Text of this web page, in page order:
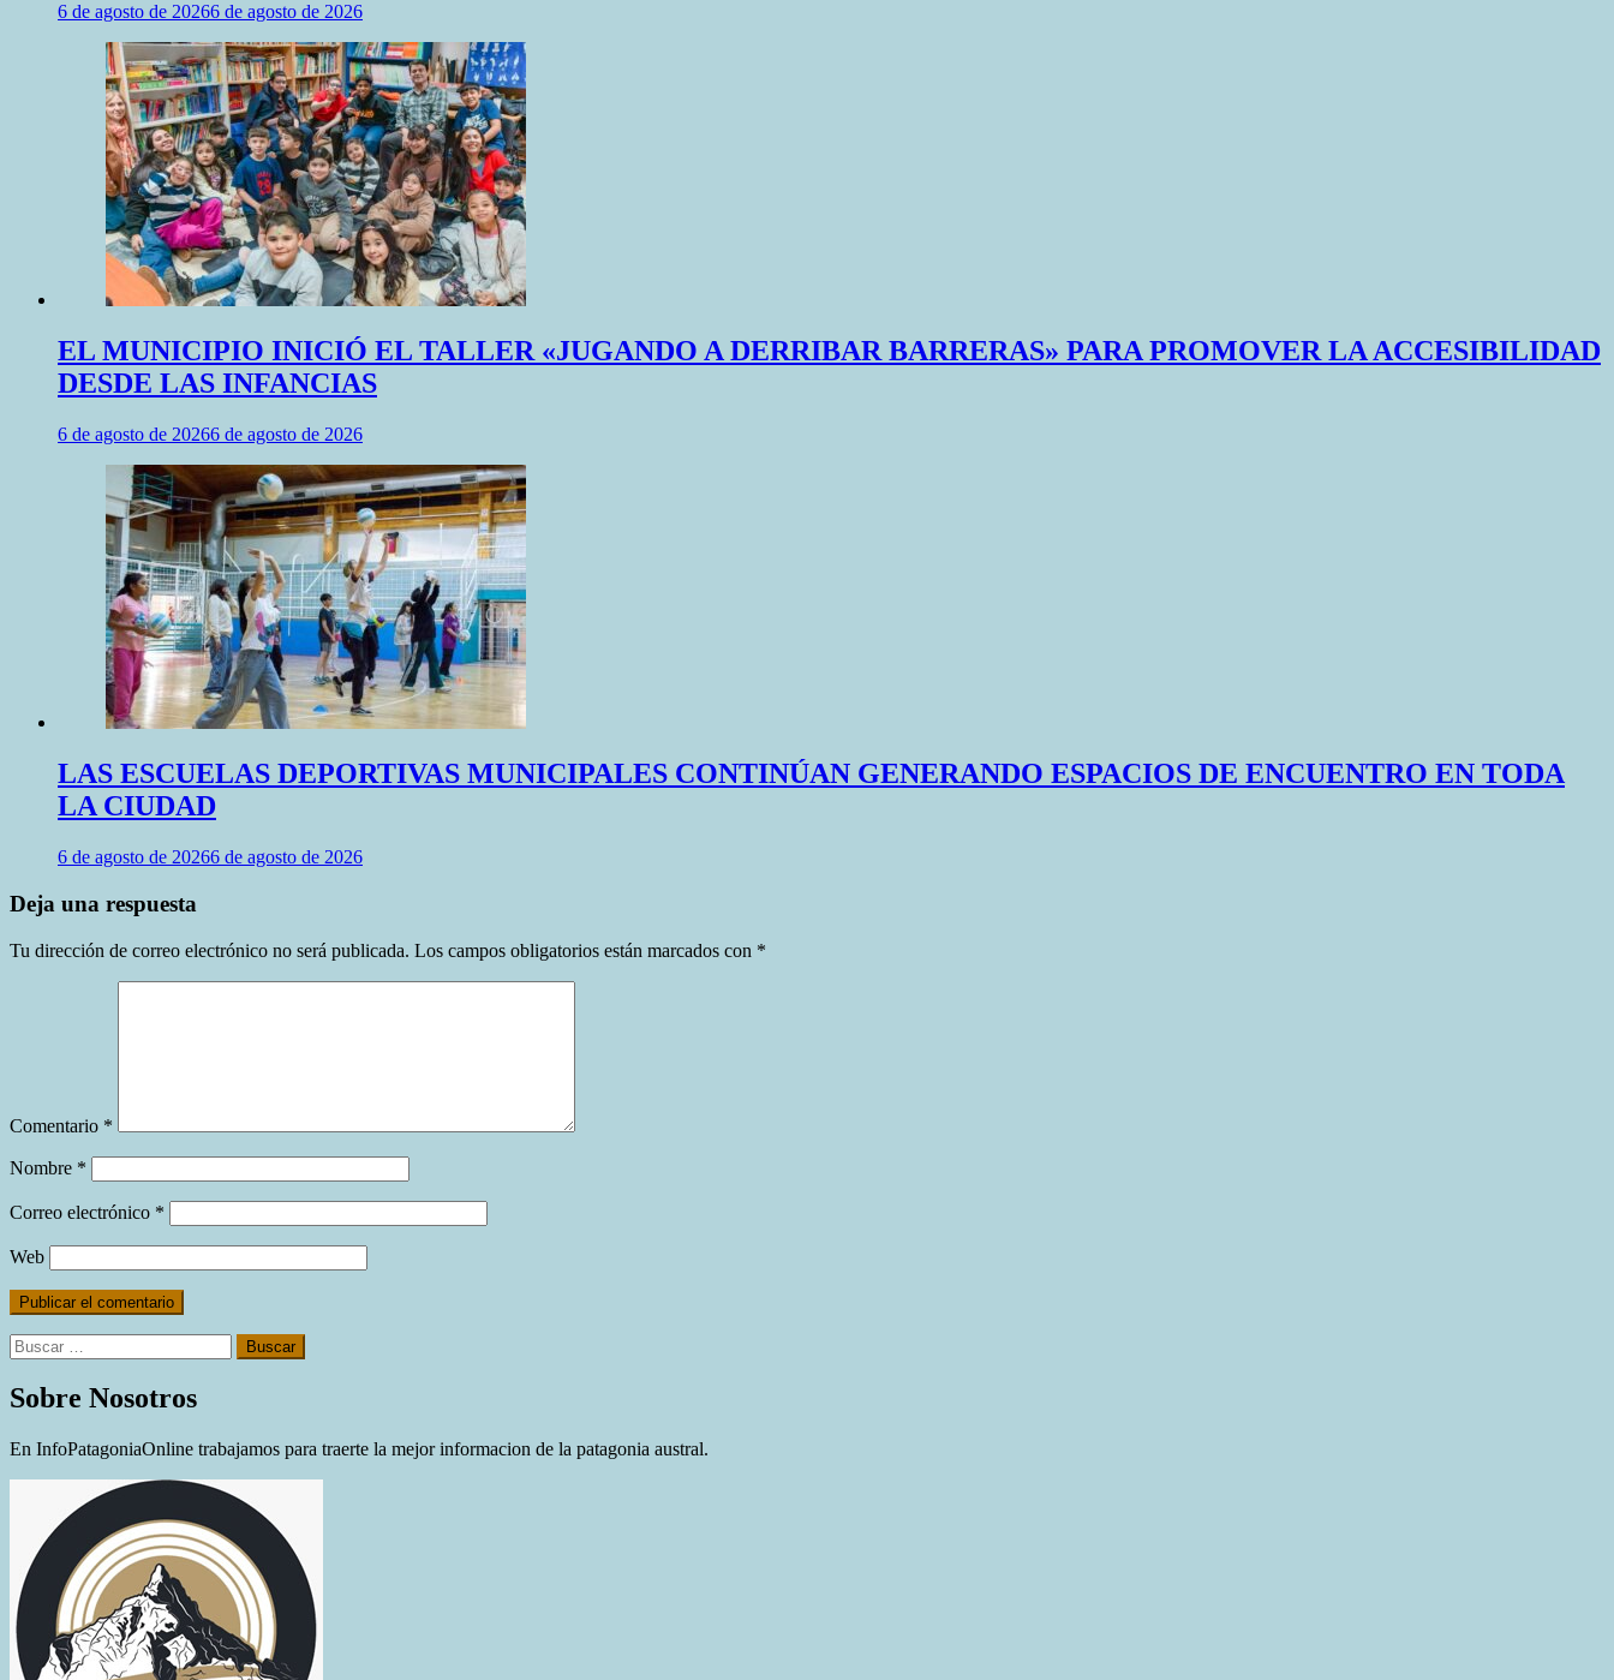
6 de agosto de 20266 de agosto de 2026
EL MUNICIPIO INICIÓ EL TALLER «JUGANDO A DERRIBAR BARRERAS» PARA PROMOVER LA ACCESIBILIDAD
DESDE LAS INFANCIAS
6 de agosto de 20266 de agosto de 2026
LAS ESCUELAS DEPORTIVAS MUNICIPALES CONTINÚAN GENERANDO ESPACIOS DE ENCUENTRO EN TODA
LA CIUDAD
6 de agosto de 20266 de agosto de 2026
Deja una respuesta
Tu dirección de correo electrónico no será publicada. Los campos obligatorios están marcados con *
Comentario *
Nombre *
Correo electrónico *
Web
Buscar:
Sobre Nosotros
En InfoPatagoniaOnline trabajamos para traerte la mejor informacion de la patagonia austral.